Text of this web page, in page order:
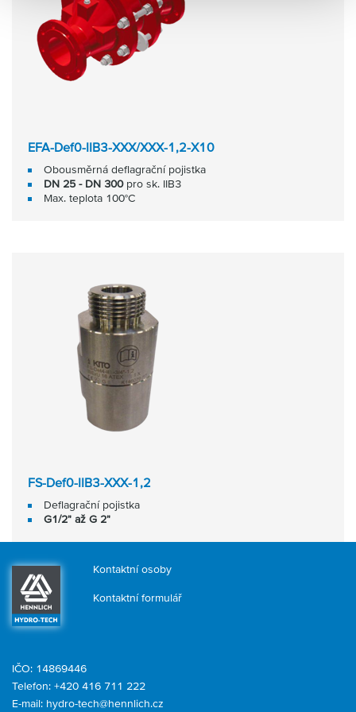
EFA-Def0-IIB3-XXX/XXX-1,2-X10
Obousměrná deflagrační pojistka
DN 25 - DN 300 pro sk. IIB3
Max. teplota 100°C
FS-Def0-IIB3-XXX-1,2
Deflagrační pojistka
G1/2" až G 2"
Kontaktní osoby
Kontaktní formulář
IČO: 14869446
Telefon: +420 416 711 222
E-mail: hydro-tech@hennlich.cz